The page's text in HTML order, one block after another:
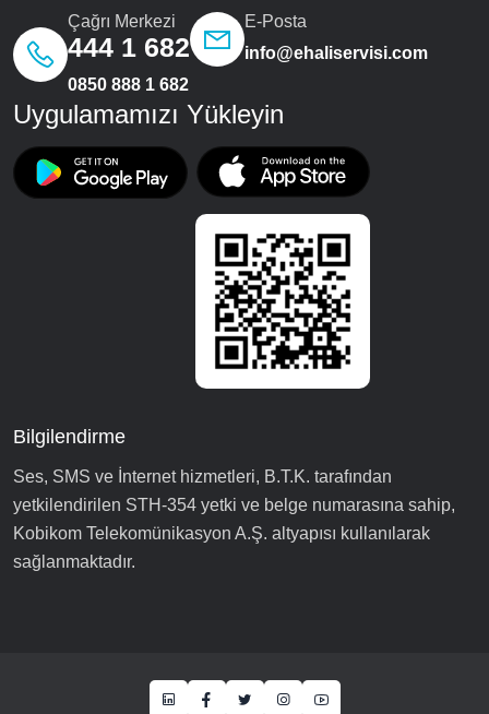
Çağrı Merkezi
444 1 682
0850 888 1 682
E-Posta
info@ehaliservisi.com
Uygulamamızı Yükleyin
Bilgilendirme
Ses, SMS ve İnternet hizmetleri, B.T.K. tarafından
yetkilendirilen STH-354 yetki ve belge numarasına sahip,
Kobikom Telekomünikasyon A.Ş. altyapısı kullanılarak
sağlanmaktadır.